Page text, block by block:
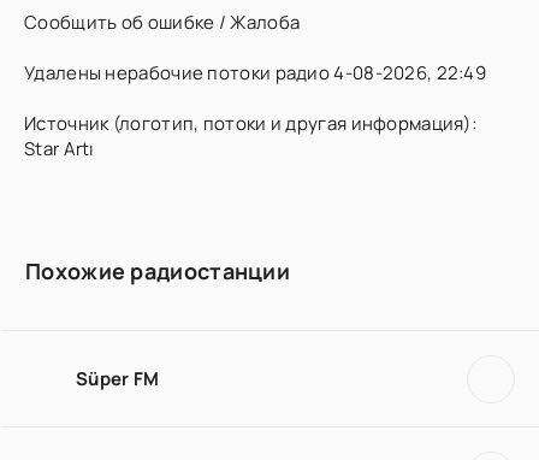
Сообщить об ошибке / Жалоба
Удалены нерабочие потоки радио 4-08-2026, 22:49
Источник (логотип, потоки и другая информация):
Star Artı
Похожие радиостанции
Süper FM